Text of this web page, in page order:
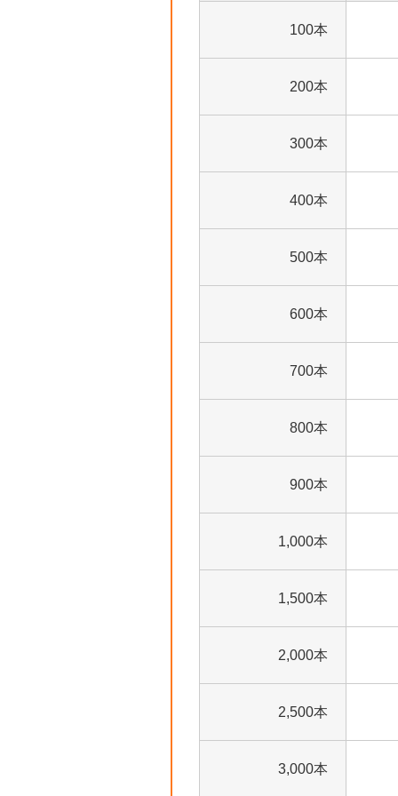
100本
200本
300本
400本
500本
600本
700本
800本
900本
1,000本
1,500本
2,000本
2,500本
3,000本